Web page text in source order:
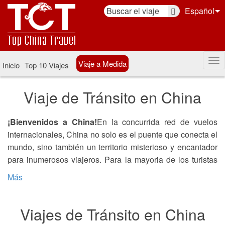
Español
Inicio Top 10 Viajes Viaje a Medida
Viaje de Tránsito en China
¡Bienvenidos a China!En la concurrida red de vuelos
internacionales, China no solo es el puente que conecta el
mundo, sino también un territorio misterioso y encantador
para inumerosos viajeros. Para la mayoria de los turistas
extranjeros, China--este terreno fértil e inmenso que
sus viajes de tránsito.
Qué hacer durante su transito en China?
Más
Viajes de Tránsito en China